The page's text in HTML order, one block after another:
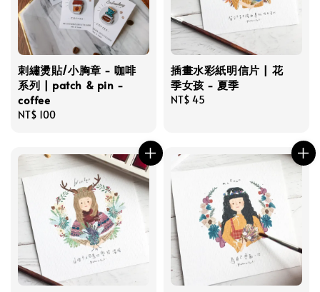
刺繡燙貼/小胸章 - 咖啡
系列 | patch & pin -
coffee
Regular
NT$ 100
插畫水彩紙明信片 | 花
季女孩 - 夏季
Regular
NT$ 45